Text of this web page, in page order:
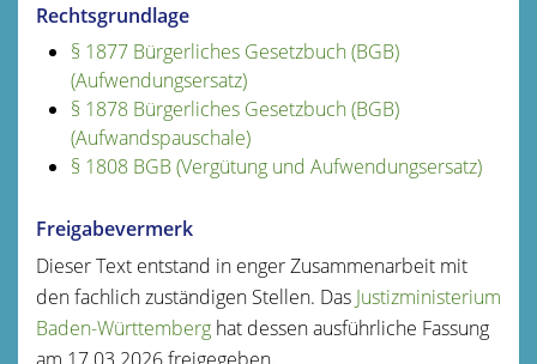
Rechtsgrundlage
§ 1877 Bürgerliches Gesetzbuch (BGB)
(Aufwendungsersatz)
§ 1878 Bürgerliches Gesetzbuch (BGB)
(Aufwandspauschale)
§ 1808 BGB (Vergütung und Aufwendungsersatz)
Freigabevermerk
Dieser Text entstand in enger Zusammenarbeit mit
den fachlich zuständigen Stellen. Das Justizministerium
Baden-Württemberg hat dessen ausführliche Fassung